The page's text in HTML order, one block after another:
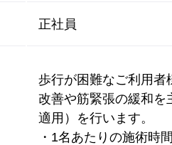
正社員
歩行が困難なご利用者
改善や筋緊張の緩和を
適用）を行います。
・1名あたりの施術時